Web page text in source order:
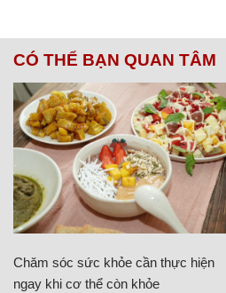
CÓ THỂ BẠN QUAN TÂM
Chăm sóc sức khỏe cần thực hiện
ngay khi cơ thể còn khỏe